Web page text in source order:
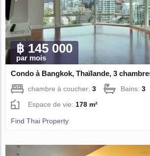
฿ 145 000
par mois
Condo à Bangkok, Thaïlande, 3
chambre à coucher:3 Bains:3
Espace de vie: 178 m²
Find Thai Property